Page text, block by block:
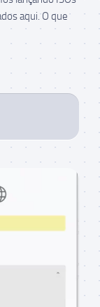
aqui. O que